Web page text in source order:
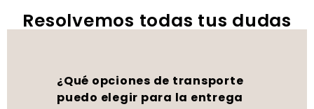
Resolvemos todas tus dudas
¿Qué opciones de transporte
puedo elegir para la entrega